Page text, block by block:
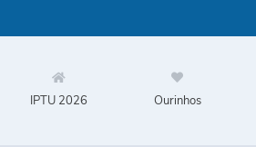
IPTU 2026 Ourinhos